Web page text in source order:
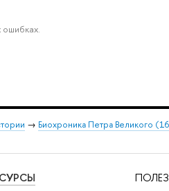
→ Биохроника Петра Великого